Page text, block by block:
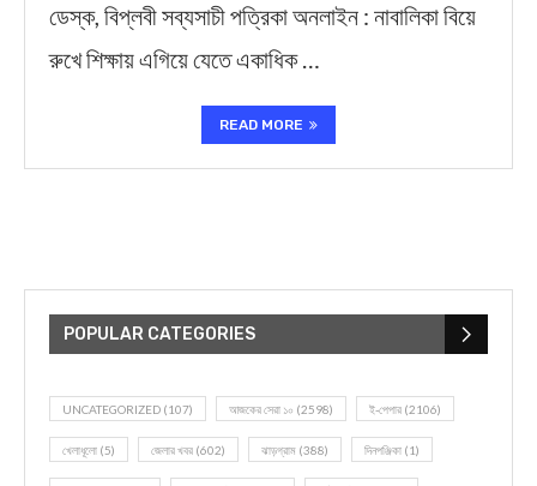
ডেস্ক, বিপ্লবী সব্যসাচী পত্রিকা অনলাইন : নাবালিকা বিয়ে
রুখে শিক্ষায় এগিয়ে যেতে একাধিক …
READ MORE
POPULAR CATEGORIES
UNCATEGORIZED (107) আজকের সেরা ১০ (2598) ই-পেপার (2106)
খেলাধূলো (5) জেলার খবর (602) ঝাড়গ্রাম (388) দিনপঞ্জিকা (1)